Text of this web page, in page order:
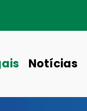
Notícias